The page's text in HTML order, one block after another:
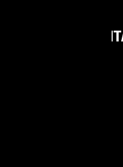
CONSIGLI E